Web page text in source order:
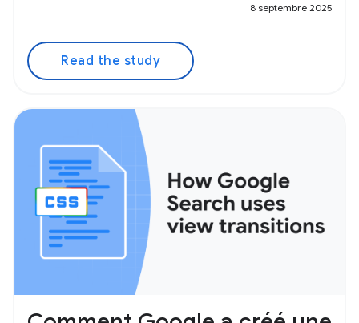
8 septembre 2025
Read the study